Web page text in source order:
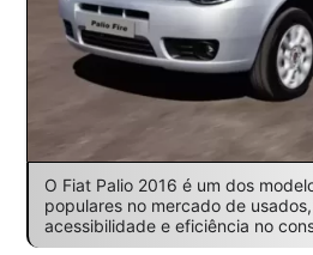
O Fiat Palio 2016 é um dos
populares no mercado de
acessibilidade e eficiência no